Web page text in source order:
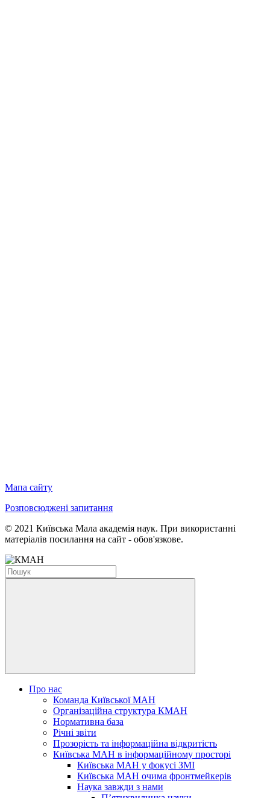
Мапа сайту
Розповсюджені запитання
© 2021 Київська Мала академія наук. При використанні
матеріалів посилання на сайт - обов'язкове.
Про нас
Команда Київської МАН
Організаційна структура КМАН
Нормативна база
Річні звіти
Прозорість та інформаційна відкритість
Київська МАН в інформаційному просторі
Київська МАН у фокусі ЗМІ
Київська МАН очима фронтмейкерів
Наука завжди з нами